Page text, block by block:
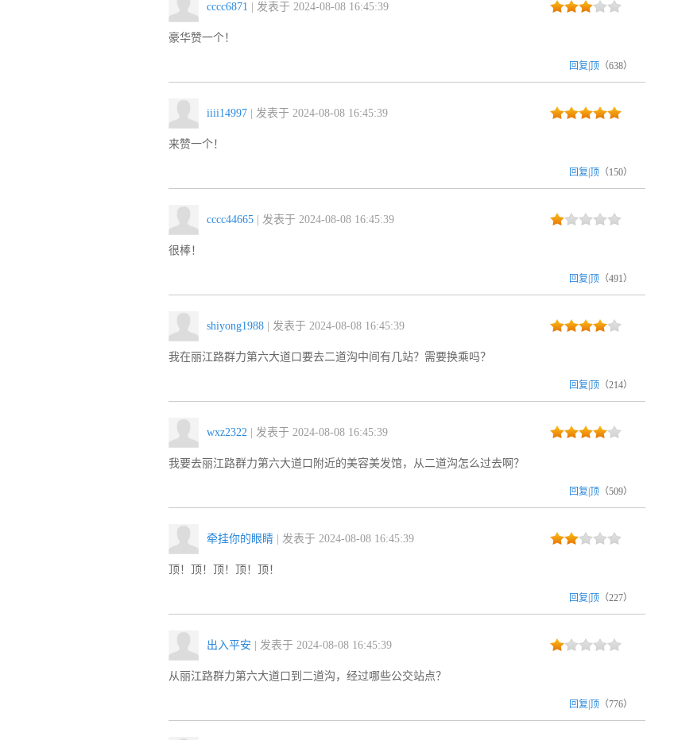
cccc6871 | 发表于 2024-08-08 16:45:39
豪华赞一个！
回复 顶 （638）
iiii14997 | 发表于 2024-08-08 16:45:39
来赞一个！
回复 顶 （150）
cccc44665 | 发表于 2024-08-08 16:45:39
很棒！
回复 顶 （491）
shiyong1988 | 发表于 2024-08-08 16:45:39
我在丽江路群力第六大道口要去二道沟中间有几站？需要换乘吗？
回复 顶 （214）
wxz2322 | 发表于 2024-08-08 16:45:39
我要去丽江路群力第六大道口附近的美容美发馆，从二道沟怎么过去啊？
回复 顶 （509）
牵挂你的眼睛 | 发表于 2024-08-08 16:45:39
顶！顶！顶！顶！顶！
回复 顶 （227）
出入平安 | 发表于 2024-08-08 16:45:39
从丽江路群力第六大道口到二道沟，经过哪些公交站点？
回复 顶 （776）